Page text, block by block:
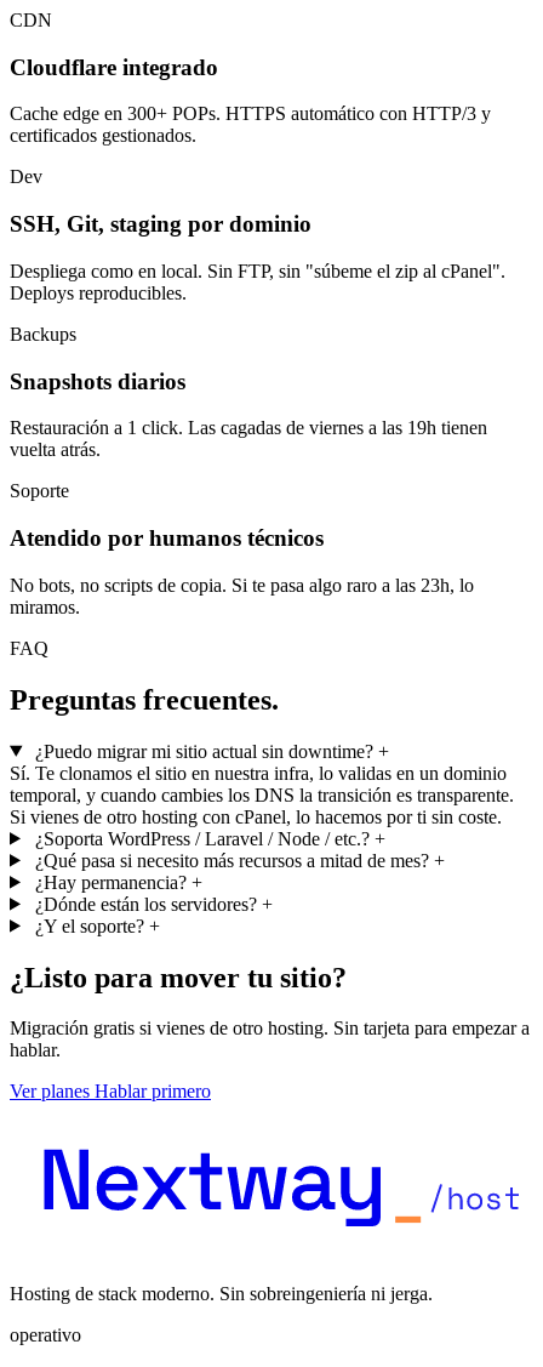
CDN
Cloudflare integrado
Cache edge en 300+ POPs. HTTPS automático con HTTP/3 y
certificados gestionados.
Dev
SSH, Git, staging por dominio
Despliega como en local. Sin FTP, sin "súbeme el zip al cPanel".
Deploys reproducibles.
Backups
Snapshots diarios
Restauración a 1 click. Las cagadas de viernes a las 19h tienen
vuelta atrás.
Soporte
Atendido por humanos técnicos
No bots, no scripts de copia. Si te pasa algo raro a las 23h, lo
miramos.
FAQ
Preguntas frecuentes.
¿Puedo migrar mi sitio actual sin downtime? +
Sí. Te clonamos el sitio en nuestra infra, lo validas en un dominio
temporal, y cuando cambies los DNS la transición es transparente.
Si vienes de otro hosting con cPanel, lo hacemos por ti sin coste.
¿Soporta WordPress / Laravel / Node / etc.? +
¿Qué pasa si necesito más recursos a mitad de mes? +
¿Hay permanencia? +
¿Dónde están los servidores? +
¿Y el soporte? +
¿Listo para mover tu sitio?
Migración gratis si vienes de otro hosting. Sin tarjeta para empezar a
hablar.
Ver planes Hablar primero
Hosting de stack moderno. Sin sobreingeniería ni jerga.
operativo